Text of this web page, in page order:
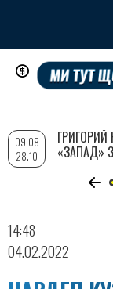
Перейти
содержанию
14:48
04.02.2022
09:08
28.10
«ЗАПАД»